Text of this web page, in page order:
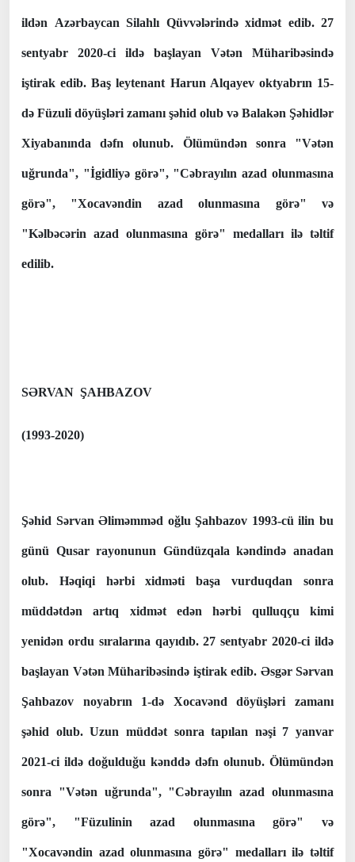
ildən Azərbaycan Silahlı Qüvvələrində xidmət edib. 27
sentyabr 2020-ci ildə başlayan Vətən Müharibəsində
iştirak edib. Baş leytenant Harun Alqayev oktyabrın 15-
də Füzuli döyüşləri zamanı şəhid olub və Balakən Şəhidlər
Xiyabanında dəfn olunub. Ölümündən sonra "Vətən
uğrunda", "İgidliyə görə", "Cəbrayılın azad olunmasına
görə", "Xocavəndin azad olunmasına görə" və
"Kəlbəcərin azad olunmasına görə" medalları ilə təltif
edilib.
SƏRVAN ŞAHBAZOV
(1993-2020)
Şəhid Sərvan Əliməmməd oğlu Şahbazov 1993-cü ilin bu
günü Qusar rayonunun Gündüzqala kəndində anadan
olub. Həqiqi hərbi xidməti başa vurduqdan sonra
müddətdən artıq xidmət edən hərbi qulluqçu kimi
yenidən ordu sıralarına qayıdıb. 27 sentyabr 2020-ci ildə
başlayan Vətən Müharibəsində iştirak edib. Əsgər Sərvan
Şahbazov noyabrın 1-də Xocavənd döyüşləri zamanı
şəhid olub. Uzun müddət sonra tapılan nəşi 7 yanvar
2021-ci ildə doğulduğu kənddə dəfn olunub. Ölümündən
sonra "Vətən uğrunda", "Cəbrayılın azad olunmasına
görə", "Füzulinin azad olunmasına görə" və
"Xocavəndin azad olunmasına görə" medalları ilə təltif